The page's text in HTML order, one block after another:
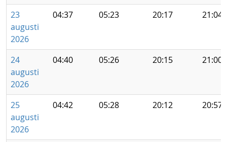
23
augusti
2026
04:37 05:23 20:17 21:04
24
augusti
2026
04:40 05:26 20:15 21:00
25
augusti
2026
04:42 05:28 20:12 20:57